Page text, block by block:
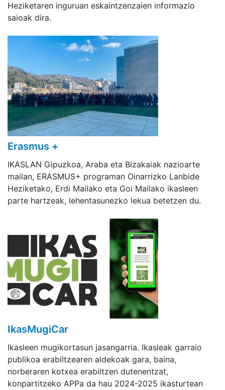
Heziketaren inguruan eskaintzenzaien informazio
saioak dira.
Erasmus +
IKASLAN Gipuzkoa, Araba eta Bizakaiak nazioarte
mailan, ERASMUS+ programan Oinarrizko Lanbide
Heziketako, Erdi Mailako eta Goi Mailako ikasleen
parte hartzeak, lehentasunezko lekua betetzen du.
IkasMugiCar
Ikasleen mugikortasun jasangarria. Ikasleak garraio
publikoa erabiltzearen aldekoak gara, baina,
norberaren kotxea erabiltzen dutenentzat,
konpartitzeko APPa da hau 2024-2025 ikasturtean